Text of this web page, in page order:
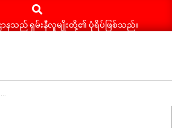
Search
နသည် ရှမ်းနီလူမျိုးတို့၏ ပုံရိပ်ဖြစ်သည်။